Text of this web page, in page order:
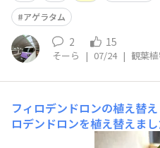
アゲラタム
2 15
そーら | 07/24 | 観葉
フィロデンドロンの植え替え
ロデンドロンを植え替えま
の土を使いました！とても